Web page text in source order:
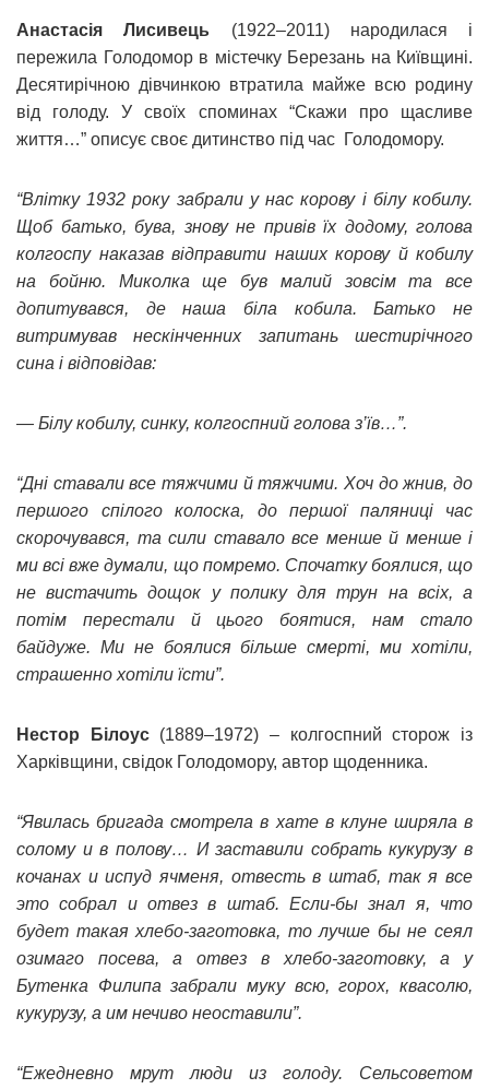
Анастасія Лисивець (1922–2011) народилася і
пережила Голодомор в містечку Березань на Київщині.
Десятирічною дівчинкою втратила майже всю родину
від голоду. У своїх споминах “Скажи про щасливе
життя…” описує своє дитинство під час Голодомору.
“Влiтку 1932 року забрали у нас корову i бiлу кобилу.
Щоб батько, бува, знову не привiв їх додому, голова
колгоспу наказав вiдправити наших корову й кобилу
на бойню. Миколка ще був малий зовсiм та все
допитувався, де наша бiла кобила. Батько не
витримував нескiнченних запитань шестирiчного
сина i вiдповiдав:
— Бiлу кобилу, синку, колгоспний голова з’їв…”.
“Днi ставали все тяжчими й тяжчими. Хоч до жнив, до
першого спiлого колоска, до першої паляниці час
скорочувався, та сили ставало все менше й менше i
ми всi вже думали, що помремо. Спочатку боялися, що
не вистачить дощок у полику для трун на всіх, а
потiм перестали й цього боятися, нам стало
байдуже. Ми не боялися бiльше смертi, ми хотіли,
страшенно хотiли їсти”.
Нестор Білоус(1889–1972) – колгоспний сторож із
Харківщини, свідок Голодомору, автор щоденника.
“Явилась бригада смотрела в хате в клуне ширяла в
солому и в полову… И заставили собрать кукурузу в
кочанах и испуд ячменя, отвесть в штаб, так я все
это собрал и отвез в штаб. Если-бы знал я, что
будет такая хлебо-заготовка, то лучше бы не сеял
озимаго посева, а отвез в хлебо-заготовку, а у
Бутенка Филипа забрали муку всю, горох, квасолю,
кукурузу, а им нечиво неоставили”.
“Ежедневно мрут люди из голоду. Сельсоветом